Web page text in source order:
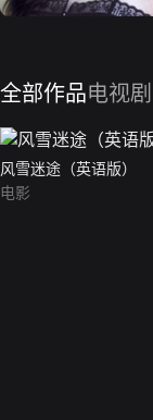
全部作品电视剧
风雪迷途（英语版）
电影